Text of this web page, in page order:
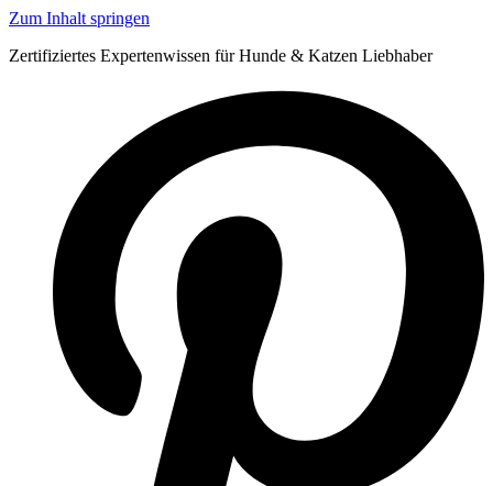
Zum Inhalt springen
Zertifiziertes Expertenwissen für Hunde & Katzen Liebhaber